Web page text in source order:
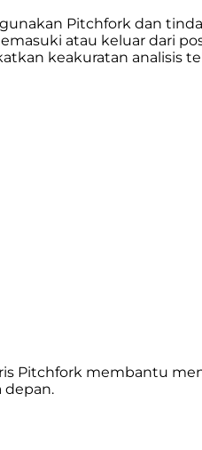
Pitchfork dan
atau keluar dari
keakuratan analisis
Pitchfork membantu
depan.